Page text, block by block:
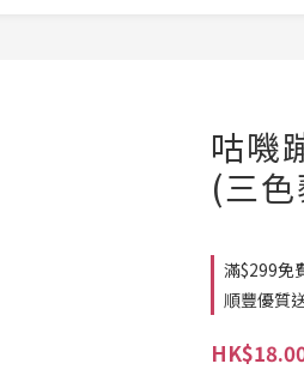
咕嘰
(三
滿$299免
順豐優質